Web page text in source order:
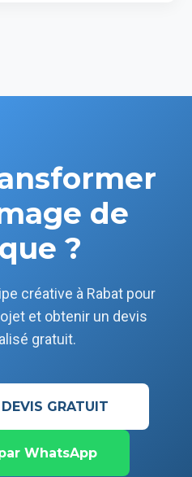
investissement
de
?
créative à Rabat pour
et obtenir un devis
gratuit.
GRATUIT
WhatsApp